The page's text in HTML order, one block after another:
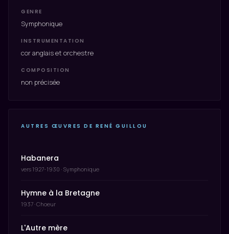
GENRE
Symphonique
INSTRUMENTATION
cor anglais et orchestre
COMPOSITION
non précisée
AUTRES ŒUVRES DE RENÉ GUILLOU
Habanera
vers 1927-1930 · Symphonique
Hymne à la Bretagne
1937 · Choeur
L'Autre mère